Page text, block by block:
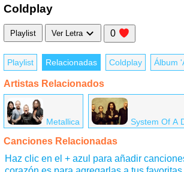
Coldplay
Playlist Ver Letra 0
Playlist Relacionadas Coldplay Álbum
Artistas Relacionados
Metallica System Of A
Canciones Relacionadas
Haz clic en el + azul para añadir